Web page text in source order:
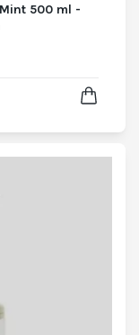
500 ml -